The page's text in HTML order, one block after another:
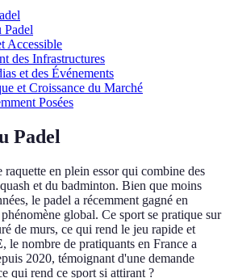
Padel
Accessible
des Infrastructures
et des Événements
et Croissance du Marché
Posées
Padel
raquette en plein essor qui combine des
et du badminton. Bien que moins
le padel a récemment gagné en
global. Ce sport se pratique sur
de murs, ce qui rend le jeu rapide et
, le nombre de pratiquants en France a
2020, témoignant d'une demande
qui rend ce sport si attirant ?